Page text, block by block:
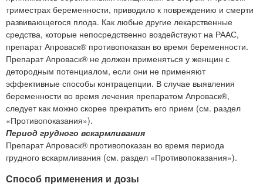
триместрах беременности, приводило к повреждению и смерти
развивающегося плода. Как любые другие лекарственные
средства, которые непосредственно воздействуют на РААС,
препарат Апроваск® противопоказан во время беременности.
Препарат Апроваск® не должен применяться у женщин с
детородным потенциалом, если они не применяют
эффективные способы контрацепции. В случае выявления
беременности во время лечения препаратом Апроваск®,
следует как можно скорее прекратить его прием (см. раздел
«Противопоказания»).
Период грудного вскармливания
Препарат Апроваск® противопоказан во время периода
грудного вскармливания (см. раздел «Противопоказания»).
Способ применения и дозы